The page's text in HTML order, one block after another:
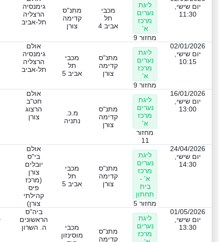
יום שישי,
11:30
ליגת
נערים
מרכז
א'
מחזור 9
מכבי
תל
אביב 4
מתנ"ס
קדימה
צורן
גימנסיה
הרצליה
תל-אביב
02/01/2026
יום שישי,
10:15
ליגת
נערים
מרכז
א'
מחזור 9
מתנ"ס
קדימה
צורן
מכבי
תל
אביב 5
אולם
גימנסיה
הרצליה
תל-אביב
16/01/2026
יום שישי,
13:00
ליגת
נערים
מרכז
א'
מחזור
11
מתנ"ס
קדימה
צורן
מ.כ.
נתניה
אולם
חט"ב
הרצוג
צורן
24/04/2026
יום שישי,
14:30
ליגת
נערים
מרכז
א' -
בית
תחתון
מחזור 5
מתנ"ס
קדימה
צורן
מכבי
תל
אביב 5
אולם
בי"ס
יובלים
צורן
(מרכז
פיס
קהילתי
צורן)
01/05/2026
יום שישי,
13:30
ליגת
נערים
מרכז
מתנ"ס
קדימה
מכבי
מוסינזון
ביה"ס
הראשונים
ה. השרון